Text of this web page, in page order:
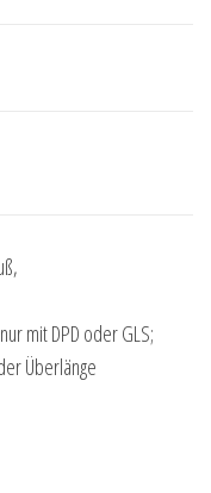
mit DPD oder GLS;
Überlänge